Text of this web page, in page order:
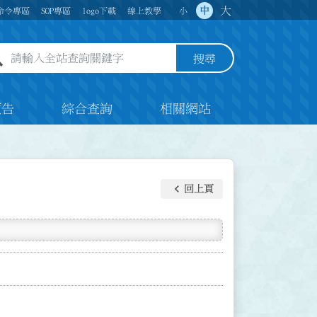
令專區 SOP專區 logo下載 線上教學 小 中 大
全站查詢關鍵字欄位 搜尋
綜合查詢 相關網站
keyboard_arrow_left 回上頁